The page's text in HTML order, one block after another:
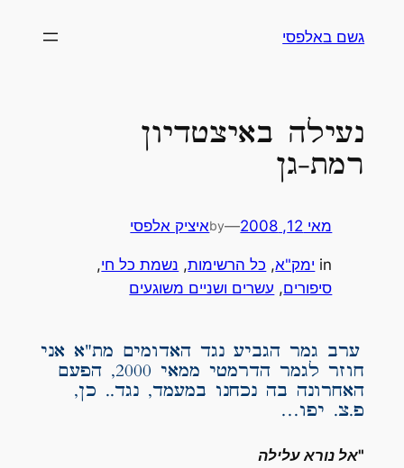
לתוכןגשם באלפסי
נעילה באיצטדיון
רמת-גן
מאי 12, 2008 —
byאיציק אלפסי
in ימק"א, כל הרשימות, נשמת כל חי,
סיפורים, עשרים ושניים משוגעים
ערב גמר הגביע נגד האדומים מת"א אני
חוזר לגמר הדרמטי ממאי 2000, הפעם
האחרונה בה נכחנו במעמד, נגד.. כן,
פ.צ. יפו…
"אל נורא עלילה